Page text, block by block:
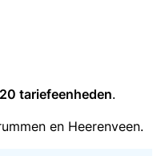
tariefeenheden.
en Heerenveen.